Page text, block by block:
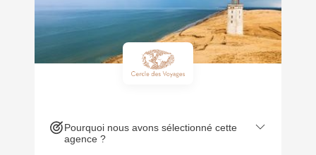
Pourquoi nous avons sélectionné cette
agence ?